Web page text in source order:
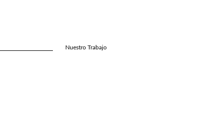
Nuestro Trabajo